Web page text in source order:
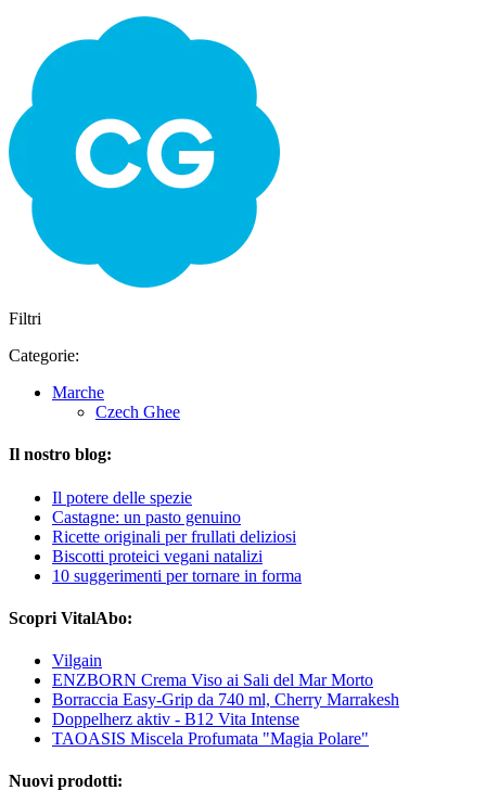
Filtri
Categorie:
Marche
Czech Ghee
Il nostro blog:
Il potere delle spezie
Castagne: un pasto genuino
Ricette originali per frullati deliziosi
Biscotti proteici vegani natalizi
10 suggerimenti per tornare in forma
Scopri VitalAbo:
Vilgain
ENZBORN Crema Viso ai Sali del Mar Morto
Borraccia Easy-Grip da 740 ml, Cherry Marrakesh
Doppelherz aktiv - B12 Vita Intense
TAOASIS Miscela Profumata "Magia Polare"
Nuovi prodotti: